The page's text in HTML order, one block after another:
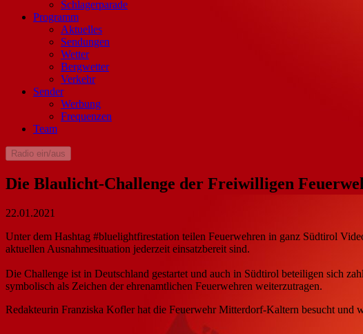
Schlagerparade
Programm
Aktuelles
Sendungen
Wetter
Bergwetter
Verkehr
Sender
Werbung
Frequenzen
Team
Radio ein/aus
Die Blaulicht-Challenge der Freiwilligen
22.01.2021
Unter dem Hashtag #bluelightfirestation teilen Feuerwehren in ganz Südtirol
aktuellen Ausnahmesituation jederzeit einsatzbereit sind.
Die Challenge ist in Deutschland gestartet und auch in Südtirol beteiligen sich
symbolisch als Zeichen der ehrenamtlichen Feuerwehren weiterzutragen.
Redakteurin Franziska Kofler hat die Feuerwehr Mitterdorf-Kaltern besucht und